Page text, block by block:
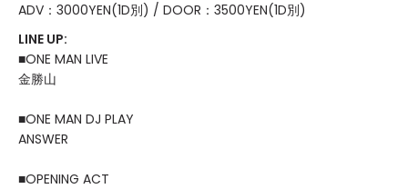
ADV：3000YEN(1D別) / DOOR：3500YEN(1D別)
LINE UP:
■ONE MAN LIVE
金勝山
■ONE MAN DJ PLAY
ANSWER
■OPENING ACT